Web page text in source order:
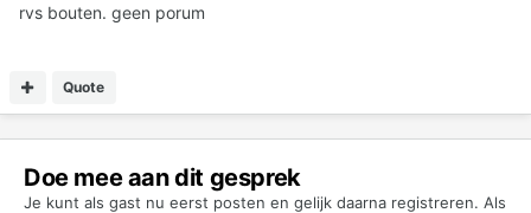
rvs bouten. geen porum
Quote
Doe mee aan dit gesprek
Je kunt als gast nu eerst posten en gelijk daarna registreren. Als